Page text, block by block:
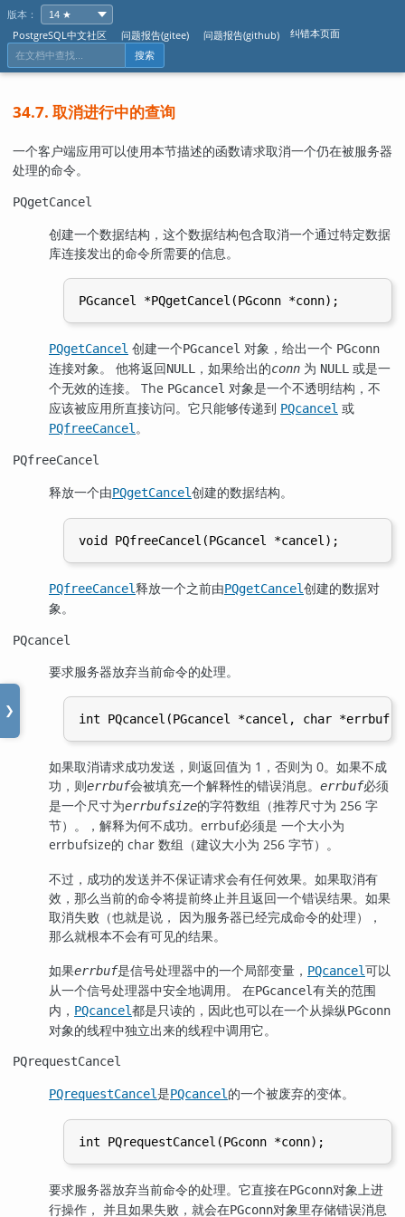
版本：
PostgreSQL中文社区
问题报告(gitee) 问题报告(github) 纠错本页面
搜索
❯
34.7. 取消进行中的查询
一个客户端应用可以使用本节描述的函数请求取消一个仍在被服务器
处理的命令。
PQgetCancel
创建一个数据结构，这个数据结构包含取消一个通过特定数据
库连接发出的命令所需要的信息。
PQgetCancel 创建一个PGcancel 对象，给出一个 PGconn
连接对象。 他将返回NULL ，如果给出的conn 为 NULL 或是一
个无效的连接。 The PGcancel 对象是一个不透明结构，不
应该被应用所直接访问。它只能够传递到 PQcancel 或
PQfreeCancel 。
PQfreeCancel
释放一个由PQgetCancel创建的数据结构。
PQfreeCancel释放一个之前由PQgetCancel创建的数据对
象。
PQcancel
要求服务器放弃当前命令的处理。
如果取消请求成功发送，则返回值为 1，否则为 0。如果不成
功，则errbuf会被填充一个解释性的错误消息。 errbuf必须
是一个尺寸为errbufsize的字符数组（推荐尺寸为 256 字
节）。，解释为何不成功。errbuf必须是 一个大小为
errbufsize的 char 数组（建议大小为 256 字节）。
不过，成功的发送并不保证请求会有任何效果。如果取消有
效，那么当前的命令将提前终止并且返回一个错误结果。如果
取消失败（也就是说， 因为服务器已经完成命令的处理），
那么就根本不会有可见的结果。
如果errbuf是信号处理器中的一个局部变量， PQcancel可以
从一个信号处理器中安全地调用。 在PGcancel有关的范围
内， PQcancel都是只读的，因此也可以在一个从操纵PGconn
对象的线程中独立出来的线程中调用它。
PQrequestCancel
PQrequestCancel是PQcancel的一个被废弃的变体。
要求服务器放弃当前命令的处理。它直接在PGconn对象上进
行操作， 并且如果失败，就会在PGconn对象里存储错误消息